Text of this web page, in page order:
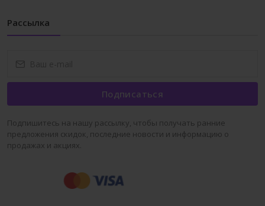
Рассылка
Подписаться
Подпишитесь на нашу рассылку, чтобы получать ранние
предложения скидок, последние новости и информацию о
продажах и акциях.